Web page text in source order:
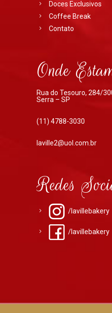
Doces Exclusivos
Coffee Break
Contato
Onde
Rua do Tesouro, 284/
Serra – SP
(11) 4788-3030
laville2@uol.com.br
Redes
/lavillebakery
/lavillebakery